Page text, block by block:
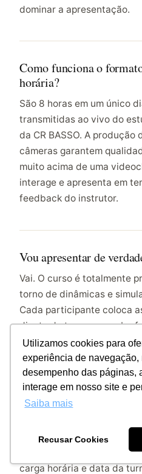
Utilizamos cookies para
experiência de navegação,
desempenho das páginas,
interage em nosso site e
Saiba mais
Recusar Cookies
dominar a apresentação.
Como funciona o
horária?
São 8 horas em um único
transmitidas ao vivo do
da CR BASSO. A
câmeras garantem
muito acima de uma
interage e apresenta em
feedback do instrutor.
Vou apresentar de
Vai. O curso é totalmente
torno de dinâmicas e
Cada participante coloca
diante da turma e recebe
individual, o que acelera a
que só assistir a uma aula
Emite. Quem conclui o
Certificado de Conclusão
carga horária e data da